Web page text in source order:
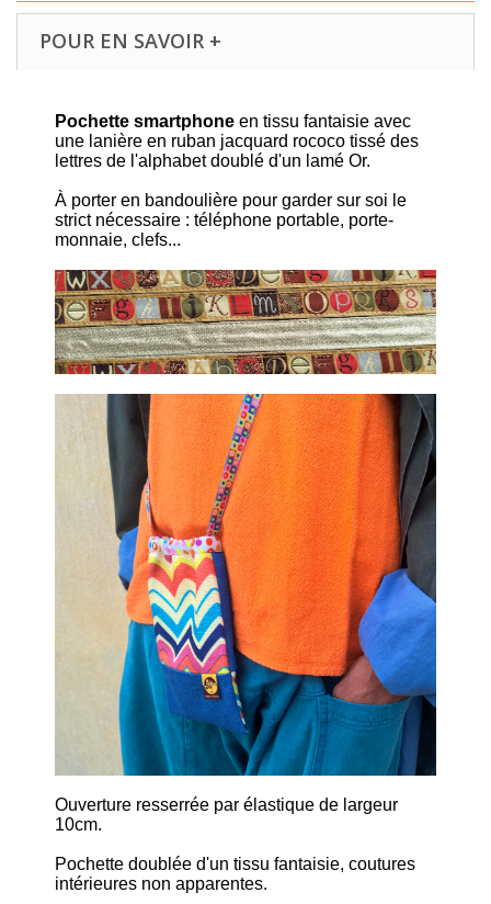
POUR EN SAVOIR +
Pochette smartphone en tissu fantaisie avec
une lanière en ruban jacquard rococo tissé des
lettres de l'alphabet doublé d'un lamé Or.
À porter en bandoulière pour garder sur soi le
strict nécessaire : téléphone portable, porte-
monnaie, clefs...
Ouverture resserrée par élastique de largeur
10cm.
Pochette doublée d'un tissu fantaisie, coutures
intérieures non apparentes.